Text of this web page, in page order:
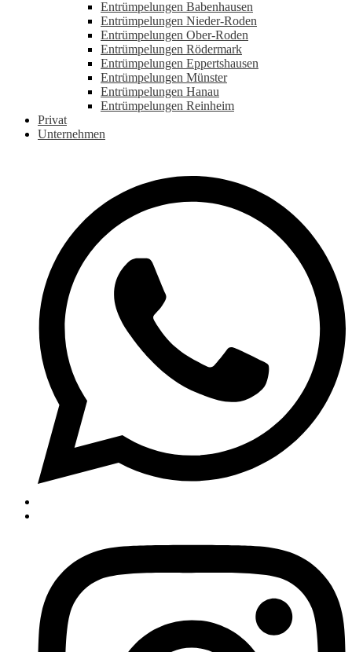
Entrümpelungen Babenhausen
Entrümpelungen Nieder-Roden
Entrümpelungen Ober-Roden
Entrümpelungen Rödermark
Entrümpelungen Eppertshausen
Entrümpelungen Münster
Entrümpelungen Hanau
Entrümpelungen Reinheim
Privat
Unternehmen